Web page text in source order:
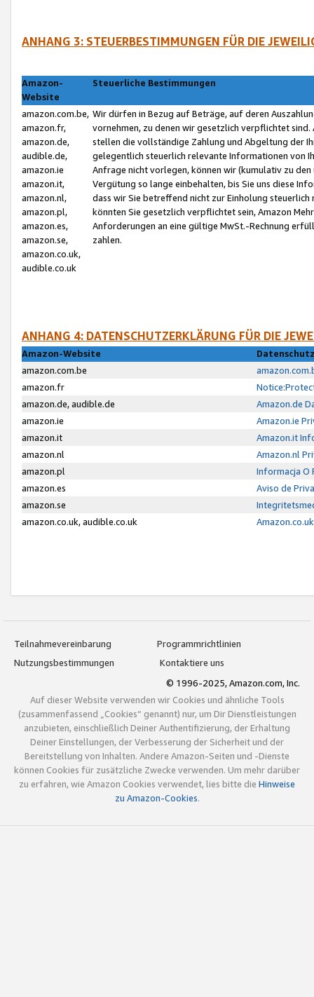
ANHANG 3: STEUERBESTIMMUNGEN FÜR DIE
Amazon-
Website
Steuerliche Bestimmungen
amazon.com.be,
amazon.fr,
amazon.de,
audible.de,
amazon.ie
amazon.it,
amazon.nl,
amazon.pl,
amazon.es,
amazon.se,
amazon.co.uk,
audible.co.uk
Wir dürfen in Bezug auf Beträge, auf deren
vornehmen, zu denen wir gesetzlich verpflichtet
stellen die vollständige Zahlung und Abgeltung der
gelegentlich steuerlich relevante Informationen von
Anfrage nicht vorlegen, können wir (kumulativ zu
Vergütung so lange einbehalten, bis Sie uns diese
dass wir Sie betreffend nicht zur Einholung
könnten Sie gesetzlich verpflichtet sein, Amazon
Anforderungen an eine gültige MwSt.-Rechnung
zahlen.
ANHANG 4: DATENSCHUTZERKLÄRUNG FÜR DIE
Amazon-Website
amazon.com.be
amazon.fr
amazon.de, audible.de
Amazon.de
amazon.ie
Amazon.ie
amazon.it
Amazon.it
amazon.nl
Amazon.nl
amazon.pl
Informacja O
amazon.es
Aviso de
amazon.se
amazon.co.uk, audible.co.uk
Teilnahmevereinbarung
Programmrichtlinien
Nutzungsbestimmungen
Kontaktiere uns
© 1996-2025, Amazon.com, Inc.
Auf dieser Website verwenden wir Cookies und ähnliche Tools
(zusammenfassend „Cookies“ genannt) nur, um Dir Dienstleistungen
anzubieten, einschließlich Deiner Authentifizierung, der Erhaltung
Deiner Einstellungen, der Verbesserung der Sicherheit und der
Bereitstellung von Inhalten. Andere Amazon-Seiten und -Dienste
können Cookies für zusätzliche Zwecke verwenden. Um mehr darüber
zu erfahren, wie Amazon Cookies verwendet, lies bitte die Hinweise
zu Amazon-Cookies.